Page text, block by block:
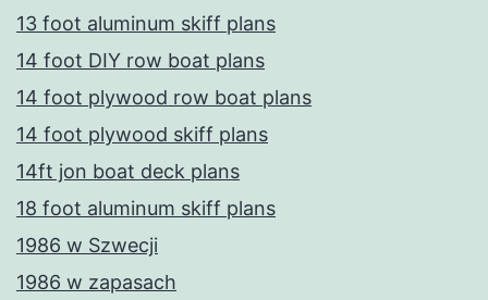
13 foot aluminum skiff plans
14 foot DIY row boat plans
14 foot plywood row boat plans
14 foot plywood skiff plans
14ft jon boat deck plans
18 foot aluminum skiff plans
1986 w Szwecji
1986 w zapasach